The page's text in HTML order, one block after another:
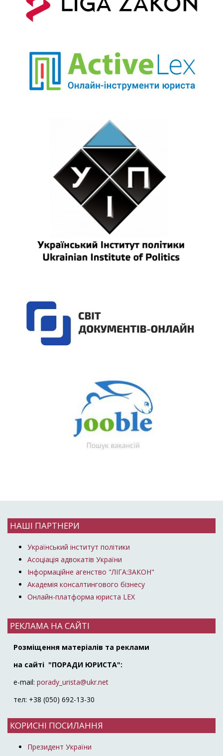
НАШІ ПАРТНЕРИ
Український інститут політики
Асоціація адвокатів України
Інформаційне агенство "ЛІГА:ЗАКОН"
Академія консалтингового бізнесу
Онлайн-платформа юриста LEX
РЕКЛАМА НА САЙТІ
Розміщення матеріалів та реклами
на сайті "ПОРАДИ ЮРИСТА":
e-mail: porady_urista@ukr.net
тел: +38 (050) 692-13-30
КОРИСНІ ПОСИЛАННЯ
Президент України